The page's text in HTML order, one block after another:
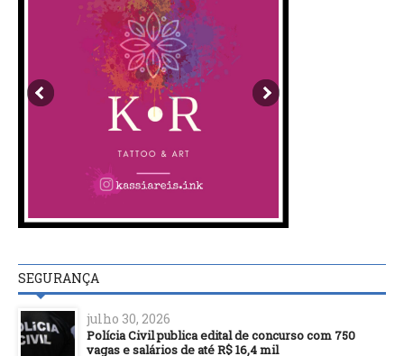
SEGURANÇA
julho 30, 2026
Polícia Civil publica edital de concurso com 750
vagas e salários de até R$ 16,4 mil